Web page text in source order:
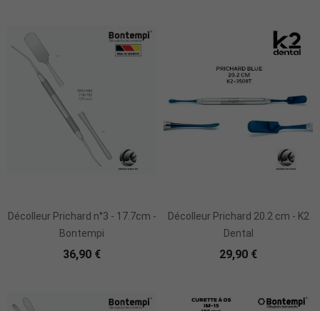
Décolleur Prichard n°3 - 17.7cm -
Bontempi
36,90 €
Décolleur Prichard 20.2 cm - K2
Dental
29,90 €